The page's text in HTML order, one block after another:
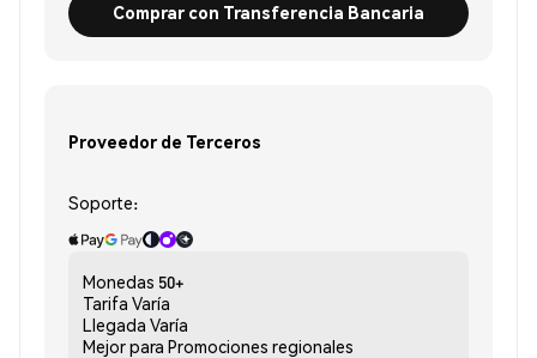
Comprar con Transferencia Bancaria
Proveedor de Terceros
Soporte:
Monedas 50+
Tarifa Varía
Llegada Varía
Mejor para Promociones regionales